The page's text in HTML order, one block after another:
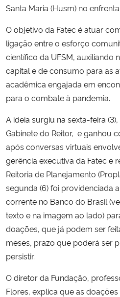
Secretaria-Geral
Gabinete de Segurança Institucional
Advocacia-Geral da União
Banco Central do Brasil
Santa Maria (Husm) no
O objetivo da Fatec é atuar
ligação entre o esforço
científico da UFSM, auxiliando
capital e de consumo para as
acadêmica engajada em
para o combate à pandemia.
A ideia surgiu na sexta-feira
Gabinete do Reitor, e ganhou
após conversas virtuais
gerência executiva da Fatec e
Reitoria de Planejamento
segunda (6) foi providenciada
corrente no Banco do Brasil
texto e na imagem ao lado)
doações, que já podem ser
meses, prazo que poderá ser
persistir.
O diretor da Fundação,
Flores, explica que as